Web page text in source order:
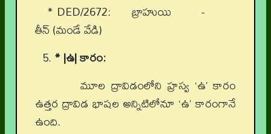
* DED/2672: బ్రాహుయి -
తీన్ (మండే వేడి)
* |ఉ| కారం:
మూల ద్రావిడంలోని హ్రస్వ ‘ఉ’ కారం
ఉత్తర ద్రావిడ భాషల అన్నిటిలోనూ ‘ఉ’ కారంగానే
ఉంది.